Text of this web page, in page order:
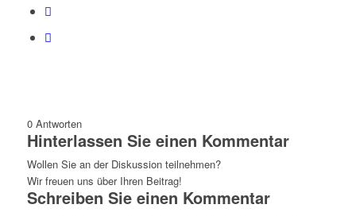
0 Antworten
Hinterlassen Sie einen Kommentar
Wollen Sie an der Diskussion teilnehmen?
Wir freuen uns über Ihren Beitrag!
Schreiben Sie einen Kommentar